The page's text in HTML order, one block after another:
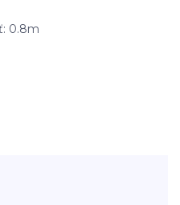
0.8m